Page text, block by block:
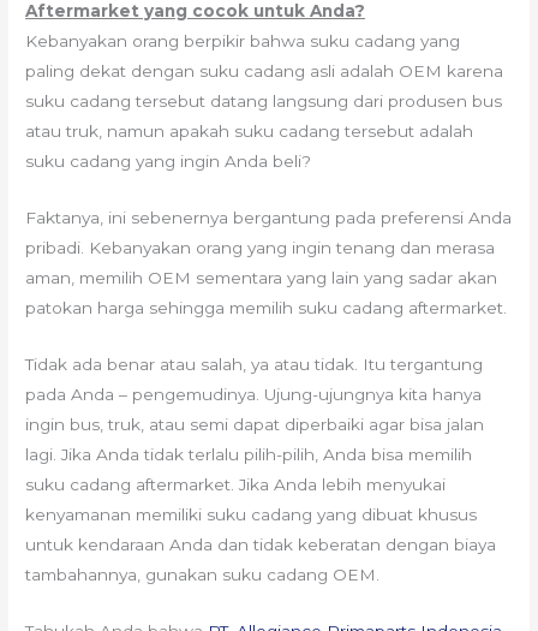
Aftermarket yang cocok untuk Anda?
Kebanyakan orang berpikir bahwa suku cadang yang
paling dekat dengan suku cadang asli adalah OEM karena
suku cadang tersebut datang langsung dari produsen bus
atau truk, namun apakah suku cadang tersebut adalah
suku cadang yang ingin Anda beli?
Faktanya, ini sebenernya bergantung pada preferensi Anda
pribadi. Kebanyakan orang yang ingin tenang dan merasa
aman, memilih OEM sementara yang lain yang sadar akan
patokan harga sehingga memilih suku cadang aftermarket.
Tidak ada benar atau salah, ya atau tidak. Itu tergantung
pada Anda – pengemudinya. Ujung-ujungnya kita hanya
ingin bus, truk, atau semi dapat diperbaiki agar bisa jalan
lagi. Jika Anda tidak terlalu pilih-pilih, Anda bisa memilih
suku cadang aftermarket. Jika Anda lebih menyukai
kenyamanan memiliki suku cadang yang dibuat khusus
untuk kendaraan Anda dan tidak keberatan dengan biaya
tambahannya, gunakan suku cadang OEM.